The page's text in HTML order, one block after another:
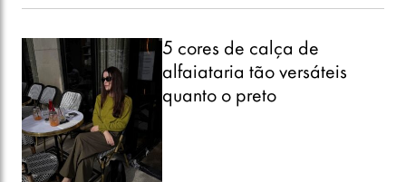
5 cores de calça de
alfaiataria tão versáteis
quanto o preto